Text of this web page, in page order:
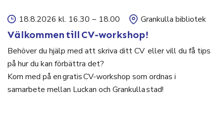
18.8.2026 kl. 16.30 – 18.00 Grankulla bibliotek
Välkommen till CV-workshop!
Behöver du hjälp med att skriva ditt CV eller vill du få tips
på hur du kan förbättra det?
Kom med på en gratis CV-workshop som ordnas i
samarbete mellan Luckan och Grankulla stad!